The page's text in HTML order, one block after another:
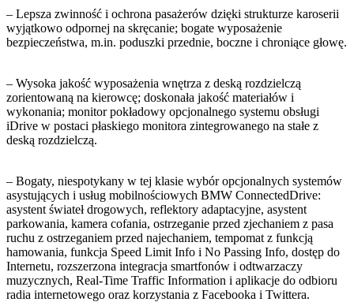
– Lepsza zwinność i ochrona pasażerów dzięki strukturze karoserii
wyjątkowo odpornej na skręcanie; bogate wyposażenie
bezpieczeństwa, m.in. poduszki przednie, boczne i chroniące głowę.
– Wysoka jakość wyposażenia wnętrza z deską rozdzielczą
zorientowaną na kierowcę; doskonała jakość materiałów i
wykonania; monitor pokładowy opcjonalnego systemu obsługi
iDrive w postaci płaskiego monitora zintegrowanego na stałe z
deską rozdzielczą.
– Bogaty, niespotykany w tej klasie wybór opcjonalnych systemów
asystujących i usług mobilnościowych BMW ConnectedDrive:
asystent świateł drogowych, reflektory adaptacyjne, asystent
parkowania, kamera cofania, ostrzeganie przed zjechaniem z pasa
ruchu z ostrzeganiem przed najechaniem, tempomat z funkcją
hamowania, funkcja Speed Limit Info i No Passing Info, dostęp do
Internetu, rozszerzona integracja smartfonów i odtwarzaczy
muzycznych, Real-Time Traffic Information i aplikacje do odbioru
radia internetowego oraz korzystania z Facebooka i Twittera.